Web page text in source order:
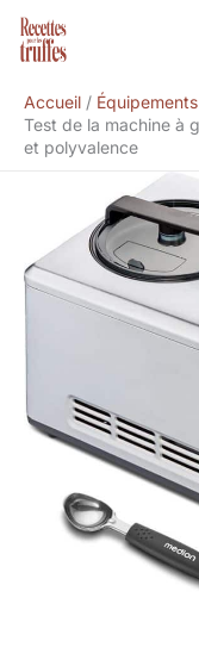
Aller
Accueil
Test de la machine à
et polyvalence
Rechercher